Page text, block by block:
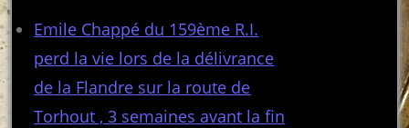
Emile Chappé du 159ème R.I.
perd la vie lors de la délivrance
de la Flandre sur la route de
Torhout , 3 semaines avant la fin